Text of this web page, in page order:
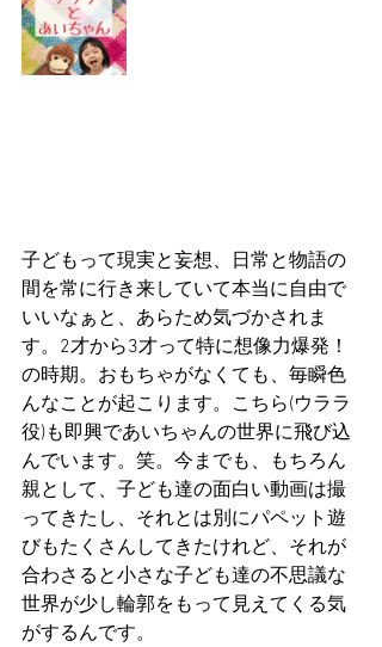
子どもって現実と妄想、日常と物語の
間を常に行き来していて本当に自由で
いいなぁと、あらため気づかされま
す。2才から3才って特に想像力爆発！
の時期。おもちゃがなくても、毎瞬色
んなことが起こります。こちら(ウララ
役)も即興であいちゃんの世界に飛び込
んでいます。笑。今までも、もちろん
親として、子ども達の面白い動画は撮
ってきたし、それとは別にパペット遊
びもたくさんしてきたけれど、それが
合わさると小さな子ども達の不思議な
世界が少し輪郭をもって見えてくる気
がするんです。